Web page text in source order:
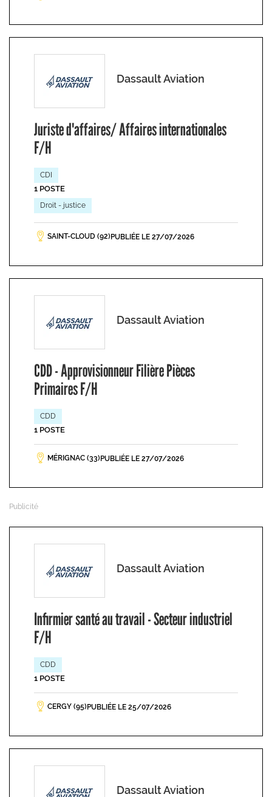
Dassault Aviation
Juriste d'affaires/ Affaires internationales
F/H
CDI
1 POSTE
Droit - justice
SAINT-CLOUD (92) PUBLIÉE LE 27/07/2026
Dassault Aviation
CDD - Approvisionneur Filière Pièces
Primaires F/H
CDD
1 POSTE
MÉRIGNAC (33) PUBLIÉE LE 27/07/2026
Dassault Aviation
Infirmier santé au travail - Secteur industriel
F/H
CDD
1 POSTE
CERGY (95) PUBLIÉE LE 25/07/2026
Dassault Aviation